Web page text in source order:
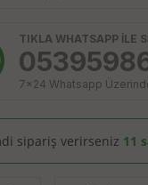
TIKLA WHATSAPP İLE
7x24 Whatsapp
sipariş verirseniz 11